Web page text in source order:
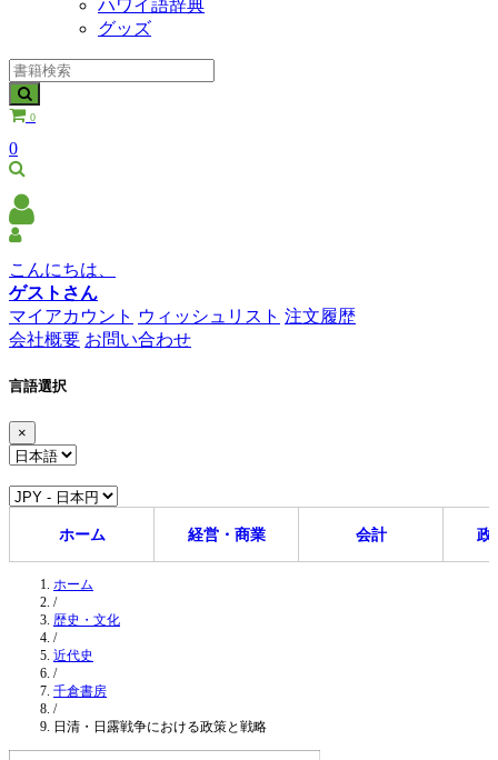
ハワイ語辞典
グッズ
0
0
こんにちは、
ゲストさん
マイアカウント ウィッシュリスト 注文履歴
会社概要 お問い合わせ
言語選択
×
ホーム 経営・商業 会計 政
ホーム
/
歴史・文化
/
近代史
/
千倉書房
/
日清・日露戦争における政策と戦略